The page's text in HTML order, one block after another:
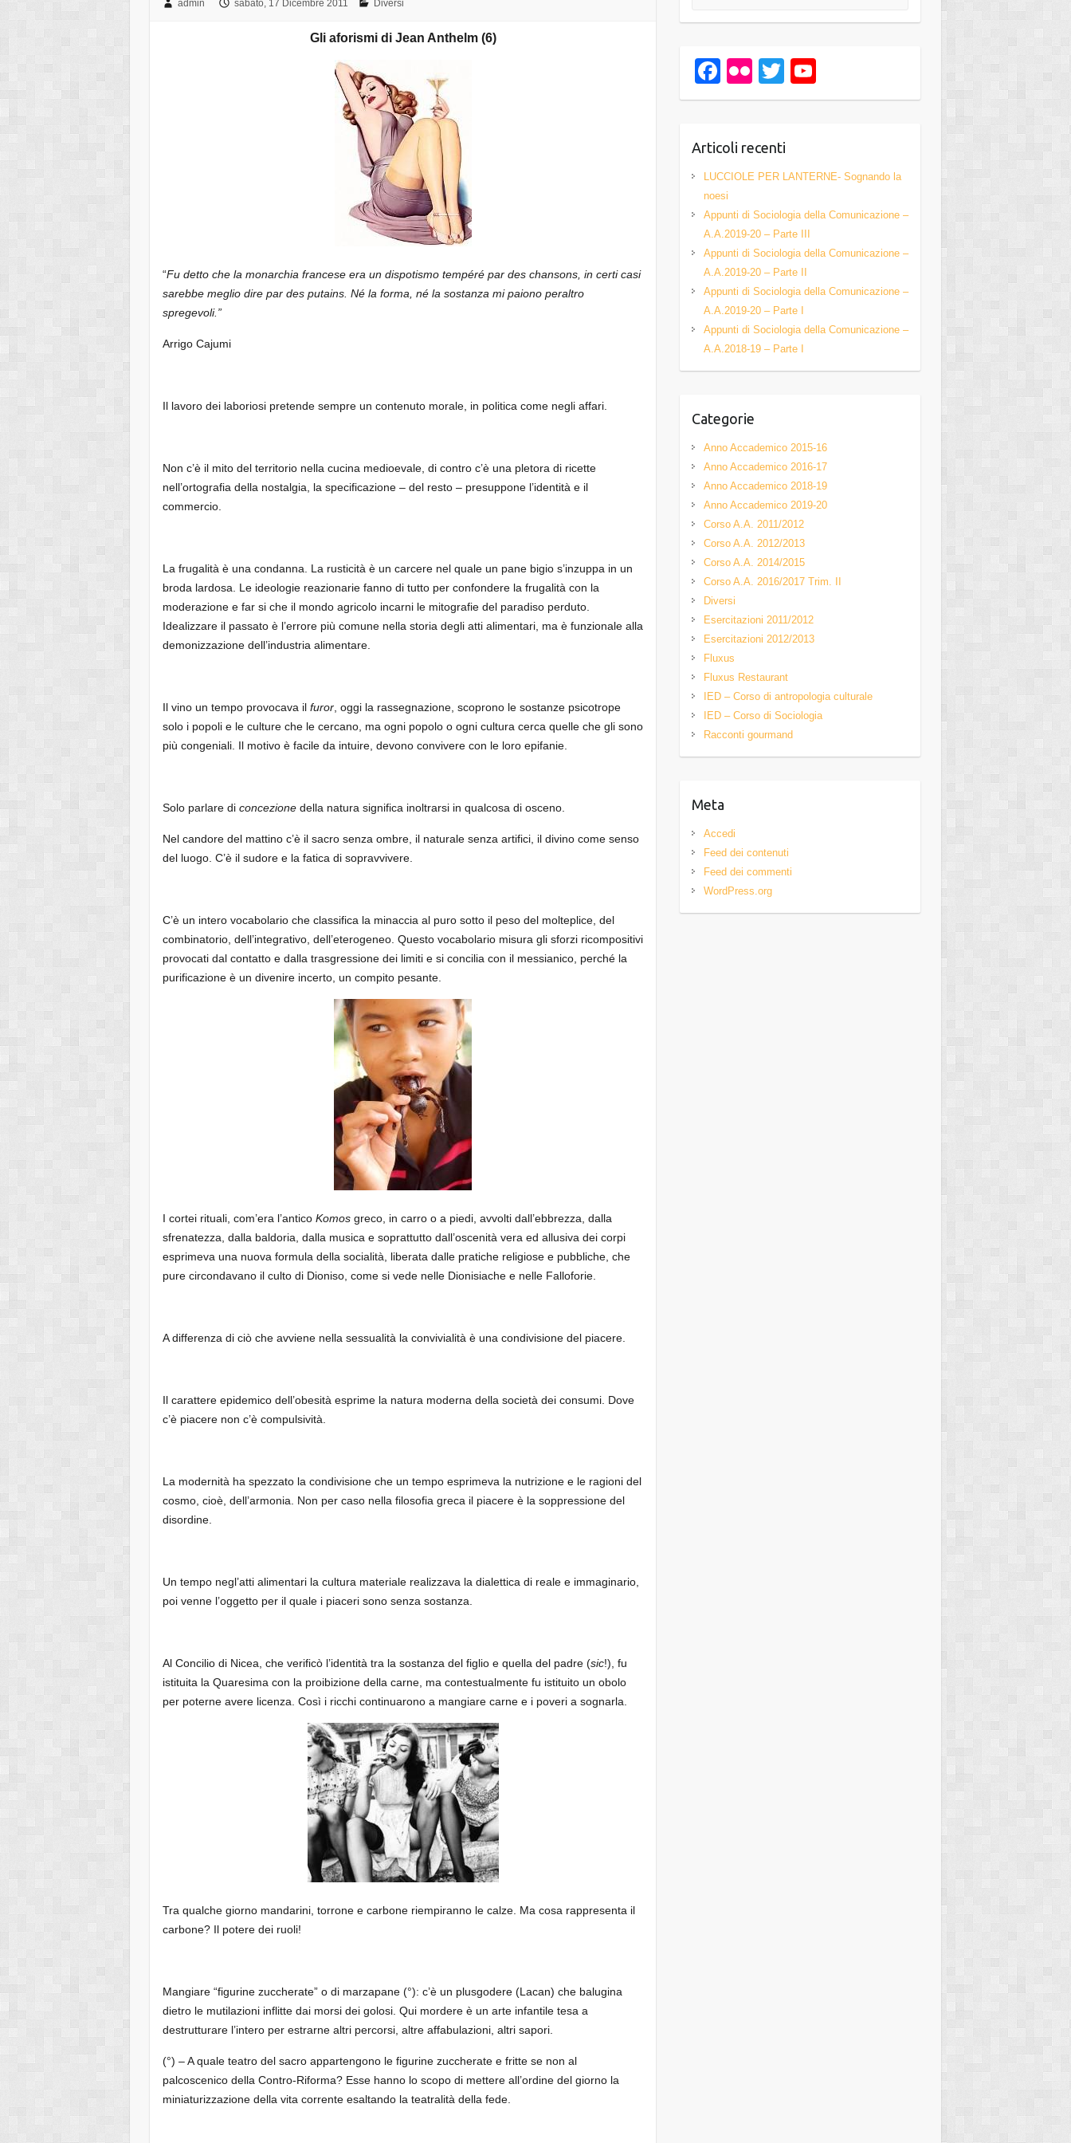
admin sabato, 17 Dicembre 2011 Diversi
Gli aforismi di Jean Anthelm (6)
“Fu detto che la monarchia francese era un dispotismo tempéré par des chansons, in certi casi
sarebbe meglio dire par des putains. Né la forma, né la sostanza mi paiono peraltro
spregevoli.”
Arrigo Cajumi
Il lavoro dei laboriosi pretende sempre un contenuto morale, in politica come negli affari.
Non c’è il mito del territorio nella cucina medioevale, di contro c’è una pletora di ricette
nell’ortografia della nostalgia, la specificazione – del resto – presuppone l’identità e il
commercio.
La frugalità è una condanna. La rusticità è un carcere nel quale un pane bigio s’inzuppa in un
broda lardosa. Le ideologie reazionarie fanno di tutto per confondere la frugalità con la
moderazione e far si che il mondo agricolo incarni le mitografie del paradiso perduto.
Idealizzare il passato è l’errore più comune nella storia degli atti alimentari, ma è funzionale alla
demonizzazione dell’industria alimentare.
Il vino un tempo provocava ilfuror , oggi la rassegnazione, scoprono le sostanze psicotrope
solo i popoli e le culture che le cercano, ma ogni popolo o ogni cultura cerca quelle che gli sono
più congeniali. Il motivo è facile da intuire, devono convivere con le loro epifanie.
Solo parlare diconcezione della natura significa inoltrarsi in qualcosa di osceno.
Nel candore del mattino c’è il sacro senza ombre, il naturale senza artifici, il divino come senso
del luogo. C’è il sudore e la fatica di sopravvivere.
C’è un intero vocabolario che classifica la minaccia al puro sotto il peso del molteplice, del
combinatorio, dell’integrativo, dell’eterogeneo. Questo vocabolario misura gli sforzi ricompositivi
provocati dal contatto e dalla trasgressione dei limiti e si concilia con il messianico, perché la
purificazione è un divenire incerto, un compito pesante.
I cortei rituali, com’era l’anticoKomos greco, in carro o a piedi, avvolti dall’ebbrezza, dalla
sfrenatezza, dalla baldoria, dalla musica e soprattutto dall’oscenità vera ed allusiva dei corpi
esprimeva una nuova formula della socialità, liberata dalle pratiche religiose e pubbliche, che
pure circondavano il culto di Dioniso, come si vede nelle Dionisiache e nelle Falloforie.
A differenza di ciò che avviene nella sessualità la convivialità è una condivisione del piacere.
Il carattere epidemico dell’obesità esprime la natura moderna della società dei consumi. Dove
c’è piacere non c’è compulsività.
La modernità ha spezzato la condivisione che un tempo esprimeva la nutrizione e le ragioni del
cosmo, cioè, dell’armonia. Non per caso nella filosofia greca il piacere è la soppressione del
disordine.
Un tempo negl’atti alimentari la cultura materiale realizzava la dialettica di reale e immaginario,
poi venne l’oggetto per il quale i piaceri sono senza sostanza.
Al Concilio di Nicea, che verificò l’identità tra la sostanza del figlio e quella del padre (sic!), fu
istituita la Quaresima con la proibizione della carne, ma contestualmente fu istituito un obolo
per poterne avere licenza. Così i ricchi continuarono a mangiare carne e i poveri a sognarla.
Tra qualche giorno mandarini, torrone e carbone riempiranno le calze. Ma cosa rappresenta il
carbone? Il potere dei ruoli!
Mangiare “figurine zuccherate” o di marzapane (°): c’è un plusgodere (Lacan) che balugina
dietro le mutilazioni inflitte dai morsi dei golosi. Qui mordere è un arte infantile tesa a
destrutturare l’intero per estrarne altri percorsi, altre affabulazioni, altri sapori.
(°) – A quale teatro del sacro appartengono le figurine zuccherate e fritte se non al
palcoscenico della Contro-Riforma? Esse hanno lo scopo di mettere all’ordine del giorno la
miniaturizzazione della vita corrente esaltando la teatralità della fede.
F
a
e
b
o
o
k
Fl
ic
T
wi
er
o
u
e
C
a
n
el
Articoli recenti
LUCCIOLE PER LANTERNE- Sognando la
noesi
Appunti di Sociologia della Comunicazione –
A.A.2019-20 – Parte III
Appunti di Sociologia della Comunicazione –
A.A.2019-20 – Parte II
Appunti di Sociologia della Comunicazione –
A.A.2019-20 – Parte I
Appunti di Sociologia della Comunicazione –
A.A.2018-19 – Parte I
Categorie
Anno Accademico 2015-16
Anno Accademico 2016-17
Anno Accademico 2018-19
Anno Accademico 2019-20
Corso A.A. 2011/2012
Corso A.A. 2012/2013
Corso A.A. 2014/2015
Corso A.A. 2016/2017 Trim. II
Diversi
Esercitazioni 2011/2012
Esercitazioni 2012/2013
Fluxus
Fluxus Restaurant
IED – Corso di antropologia culturale
IED – Corso di Sociologia
Racconti gourmand
Meta
Accedi
Feed dei contenuti
Feed dei commenti
WordPress.org